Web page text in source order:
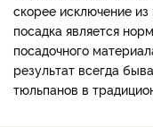
скорее исключение из
посадка является
посадочного
результат всегда
тюльпанов в